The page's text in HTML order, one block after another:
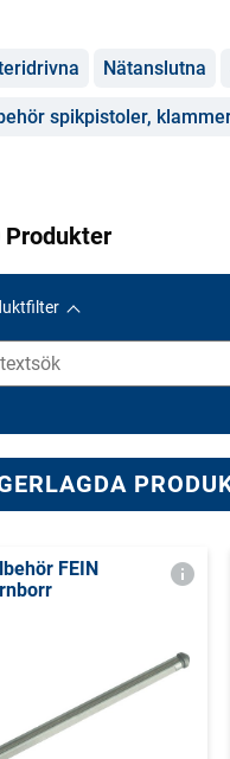
Nätanslutna
spikpistoler,
Produkter
FEIN